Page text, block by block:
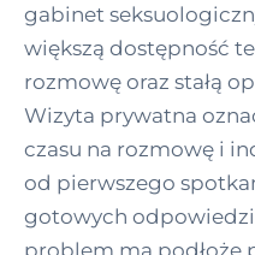
gabinet
większą dostępność
rozmowę oraz stałą
Wizyta prywatna
czasu na rozmowę i
od pierwszego
gotowych
problem ma podłoże